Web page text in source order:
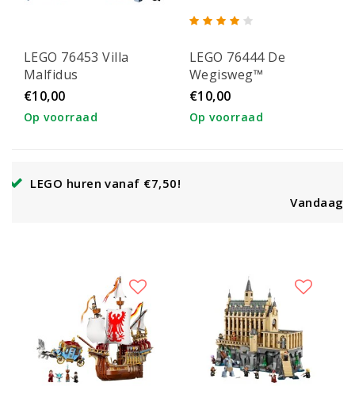
LEGO 76453 Villa
Malfidus
€10,00
Op voorraad
LEGO 76444 De
Wegisweg™
tovenaarswinkels
€10,00
Op voorraad
Vandaag besteld, binnen enkele